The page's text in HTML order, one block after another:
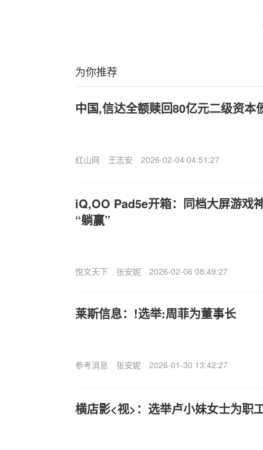
为你推荐
中国,信达全额赎回80亿元二级资本
红山网 王志安 2026-02-04 04:51:27
iQ,OO Pad5e开箱：同档大屏游戏
“躺赢”
悦文天下 张安妮 2026-02-06 08:49:27
莱斯信息：!选举:周菲为董事长
参考消息 张安妮 2026-01-30 13:42:27
横店影<视>：选举卢小妹女士为职